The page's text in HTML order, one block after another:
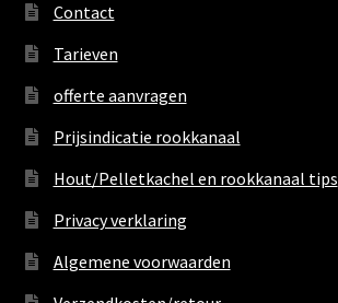
Contact
Tarieven
offerte aanvragen
Prijsindicatie rookkanaal
Hout/Pelletkachel en rookkanaal tips
Privacy verklaring
Algemene voorwaarden